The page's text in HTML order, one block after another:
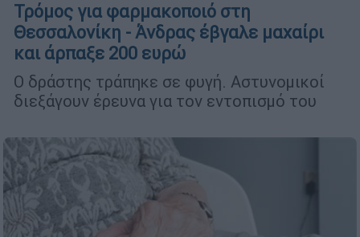
Τρόμος για φαρμακοποιό στη
Θεσσαλονίκη - Άνδρας έβγαλε μαχαίρι
και άρπαξε 200 ευρώ
Ο δράστης τράπηκε σε φυγή. Αστυνομικοί
διεξάγουν έρευνα για τον εντοπισμό του